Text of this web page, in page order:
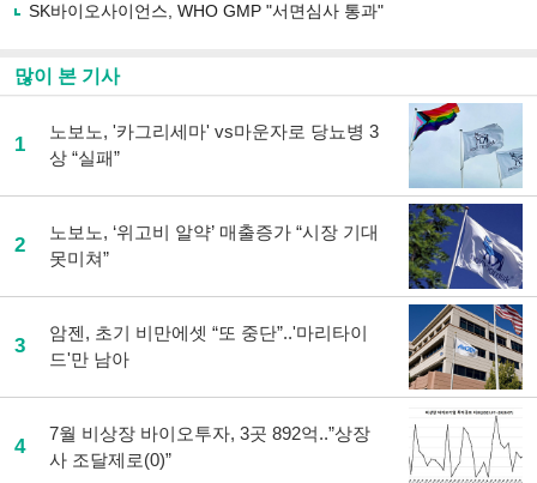
SK바이오사이언스, WHO GMP "서면심사 통과"
많이 본 기사
1
노보노, '카그리세마' vs마운자로 당뇨병 3
상 “실패”
2
노보노, ‘위고비 알약’ 매출증가 “시장 기대
못미쳐”
3
암젠, 초기 비만에셋 “또 중단”..'마리타이
드'만 남아
4
7월 비상장 바이오투자, 3곳 892억..”상장
사 조달제로(0)”